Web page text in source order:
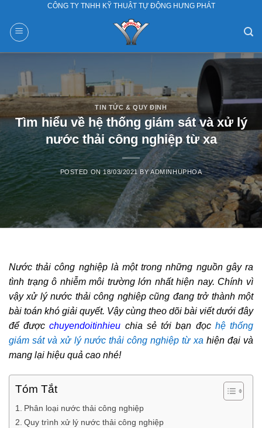
content
CÔNG TY TNHH KỸ THUẬT TỰ ĐỘNG HƯNG PHÁT
TIN TỨC & QUY ĐỊNH
Tìm hiểu về hệ thống giám sát và xử lý
nước thải công nghiệp từ xa
POSTED ON18/03/2021 BYADMINHUPHOA
Nước thải công nghiệp là một trong những nguồn gây ra
tình trạng ô nhiễm môi trường lớn nhất hiện nay. Chính vì
vậy xử lý nước thải công nghiệp cũng đang trở thành một
bài toán khó giải quyết. Vậy cùng theo dõi bài viết dưới đây
để đượcchuyendoitinhieu chia sẻ tới bạn đọc hệ thống
giám sát và xử lý nước thải công nghiệp từ xa hiện đại và
mang lại hiệu quả cao nhé!
Tóm Tắt
Phân loại nước thải công nghiệp
Quy trình xử lý nước thải công nghiệp